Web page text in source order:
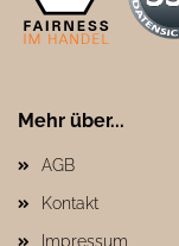
Mehr über...
AGB
Kontakt
Impressum